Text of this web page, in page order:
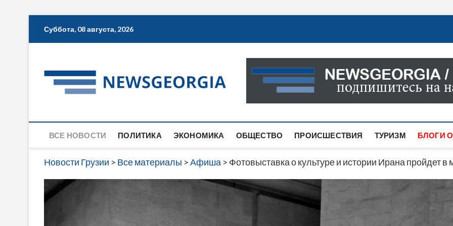
Суббота, 08 августа, 2026
Новости Грузии
САМАЯ АКТУАЛЬНАЯ ИНФОРМАЦИЯ О СОБЫТИЯХ
САЙТЕ ВЫ НАЙДЕТЕ НОВОСТИ ПОЛИТИКИ,
ВСЕ НОВОСТИ ПОЛИТИКА ЭКОНОМИКА ОБЩЕСТВО ПРОИСШЕСТВИЯ ТУРИЗМ БЛОГИ
Новости Грузии > Все материалы >Афиша > Фотовыставка о культуре и истории Ирана пройдет в